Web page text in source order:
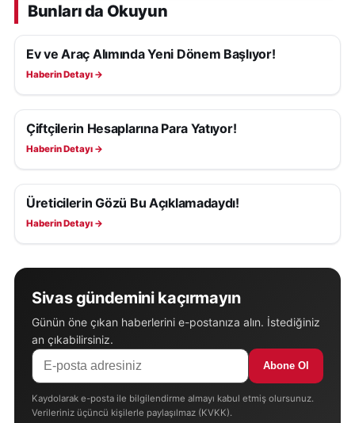
Bunları da Okuyun
EKONOMI
Ev ve Araç Alımında Yeni Dönem Başlıyor!
Haberin Detayı →
EKONOMI
Çiftçilerin Hesaplarına Para Yatıyor!
Haberin Detayı →
EKONOMI
Üreticilerin Gözü Bu Açıklamadaydı!
Haberin Detayı →
Sivas gündemini kaçırmayın
Günün öne çıkan haberlerini e-postanıza alın. İstediğiniz
an çıkabilirsiniz.
Abone Ol
Kaydolarak e-posta ile bilgilendirme almayı kabul etmiş olursunuz.
Verileriniz üçüncü kişilerle paylaşılmaz (KVKK).